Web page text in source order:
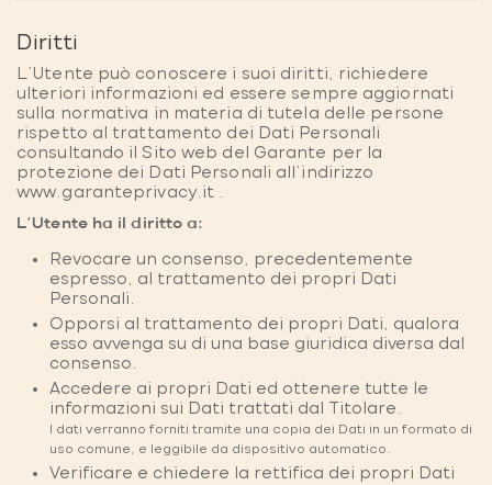
Diritti
L’Utente può conoscere i suoi diritti, richiedere
ulteriori informazioni ed essere sempre aggiornati
sulla normativa in materia di tutela delle persone
rispetto al trattamento dei Dati Personali
consultando il Sito web del Garante per la
protezione dei Dati Personali all'indirizzo
www.garanteprivacy.it .
L’Utente ha il diritto a:
Revocare un consenso, precedentemente
espresso, al trattamento dei propri Dati
Personali.
Opporsi al trattamento dei propri Dati, qualora
esso avvenga su di una base giuridica diversa dal
consenso.
Accedere ai propri Dati ed ottenere tutte le
informazioni sui Dati trattati dal Titolare.
I dati verranno forniti tramite una copia dei Dati in un formato di
uso comune, e leggibile da dispositivo automatico.
Verificare e chiedere la rettifica dei propri Dati